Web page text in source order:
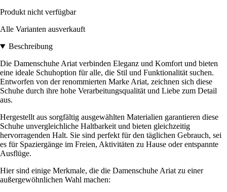
Produkt nicht verfügbar
Alle Varianten ausverkauft
Beschreibung
Die Damenschuhe Ariat verbinden Eleganz und Komfort und bieten
eine ideale Schuhoption für alle, die Stil und Funktionalität suchen.
Entworfen von der renommierten Marke Ariat, zeichnen sich diese
Schuhe durch ihre hohe Verarbeitungsqualität und Liebe zum Detail
aus.
Hergestellt aus sorgfältig ausgewählten Materialien garantieren diese
Schuhe unvergleichliche Haltbarkeit und bieten gleichzeitig
hervorragenden Halt. Sie sind perfekt für den täglichen Gebrauch, sei
es für Spaziergänge im Freien, Aktivitäten zu Hause oder entspannte
Ausflüge.
Hier sind einige Merkmale, die die Damenschuhe Ariat zu einer
außergewöhnlichen Wahl machen: